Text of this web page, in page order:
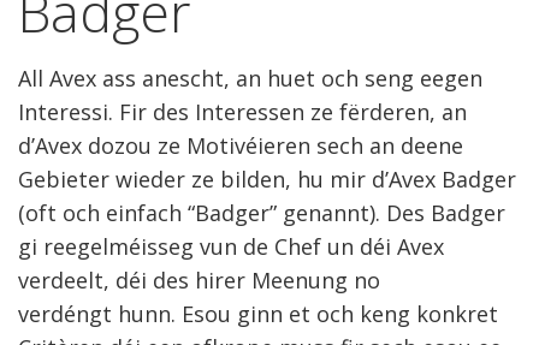
All Avex ass anescht, an huet och seng eegen
Interessi. Fir des Interessen ze fërderen, an
d’Avex dozou ze Motivéieren sech an deene
Gebieter wieder ze bilden, hu mir d’Avex Badger
(oft och einfach “Badger” genannt). Des Badger
gi reegelméisseg vun de Chef un déi Avex
verdeelt, déi des hirer Meenung no
verdéngt hunn. Esou ginn et och keng konkret